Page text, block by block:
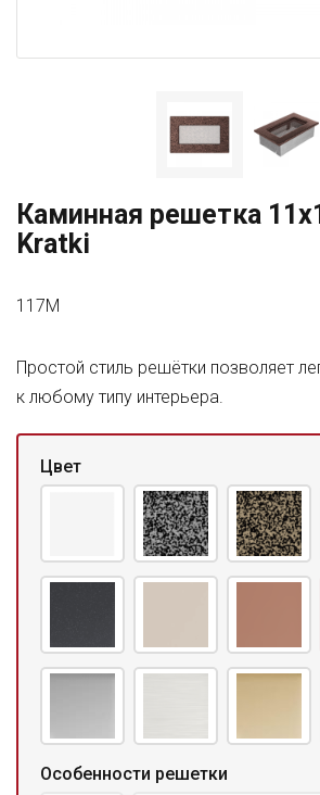
Каминная решетка
Kratki
117M
Простой стиль решётки позволяет
к любому типу интерьера.
Цвет
Особенности решетки